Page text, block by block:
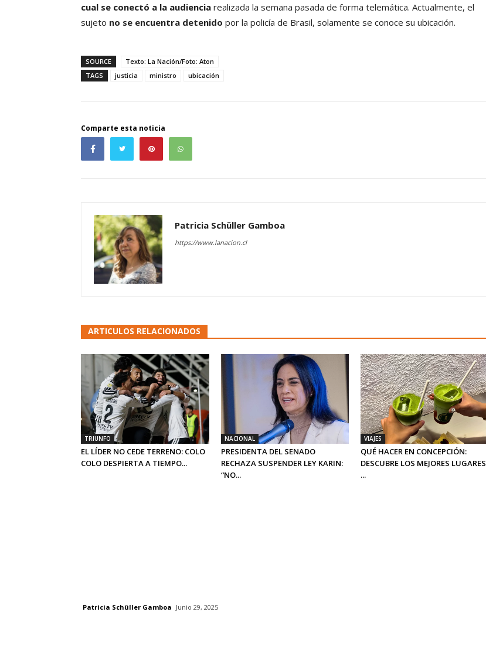
cual se conectó a la audiencia realizada la semana pasada de forma telemática. Actualmente, el
sujeto no se encuentra detenido por la policía de Brasil, solamente se conoce su ubicación.
SOURCE
Texto: La Nación/Foto: Aton
TAGS
justicia ministro ubicación
Comparte esta noticia
Patricia Schüller Gamboa
https://www.lanacion.cl
ARTICULOS RELACIONADOS
TRIUNFO
EL LÍDER NO CEDE TERRENO: COLO
COLO DESPIERTA A TIEMPO...
NACIONAL
PRESIDENTA DEL SENADO
RECHAZA SUSPENDER LEY KARIN:
“NO...
VIAJES
QUÉ HACER EN CONCEPCIÓN:
DESCUBRE LOS MEJORES LUGARES
...
Patricia Schüller Gamboa Junio 29, 2025